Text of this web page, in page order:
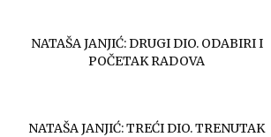
NATAŠA JANJIĆ: DRUGI DIO. ODABIRI I
POČETAK RADOVA
NATAŠA JANJIĆ: TREĆI DIO. TRENUTAK